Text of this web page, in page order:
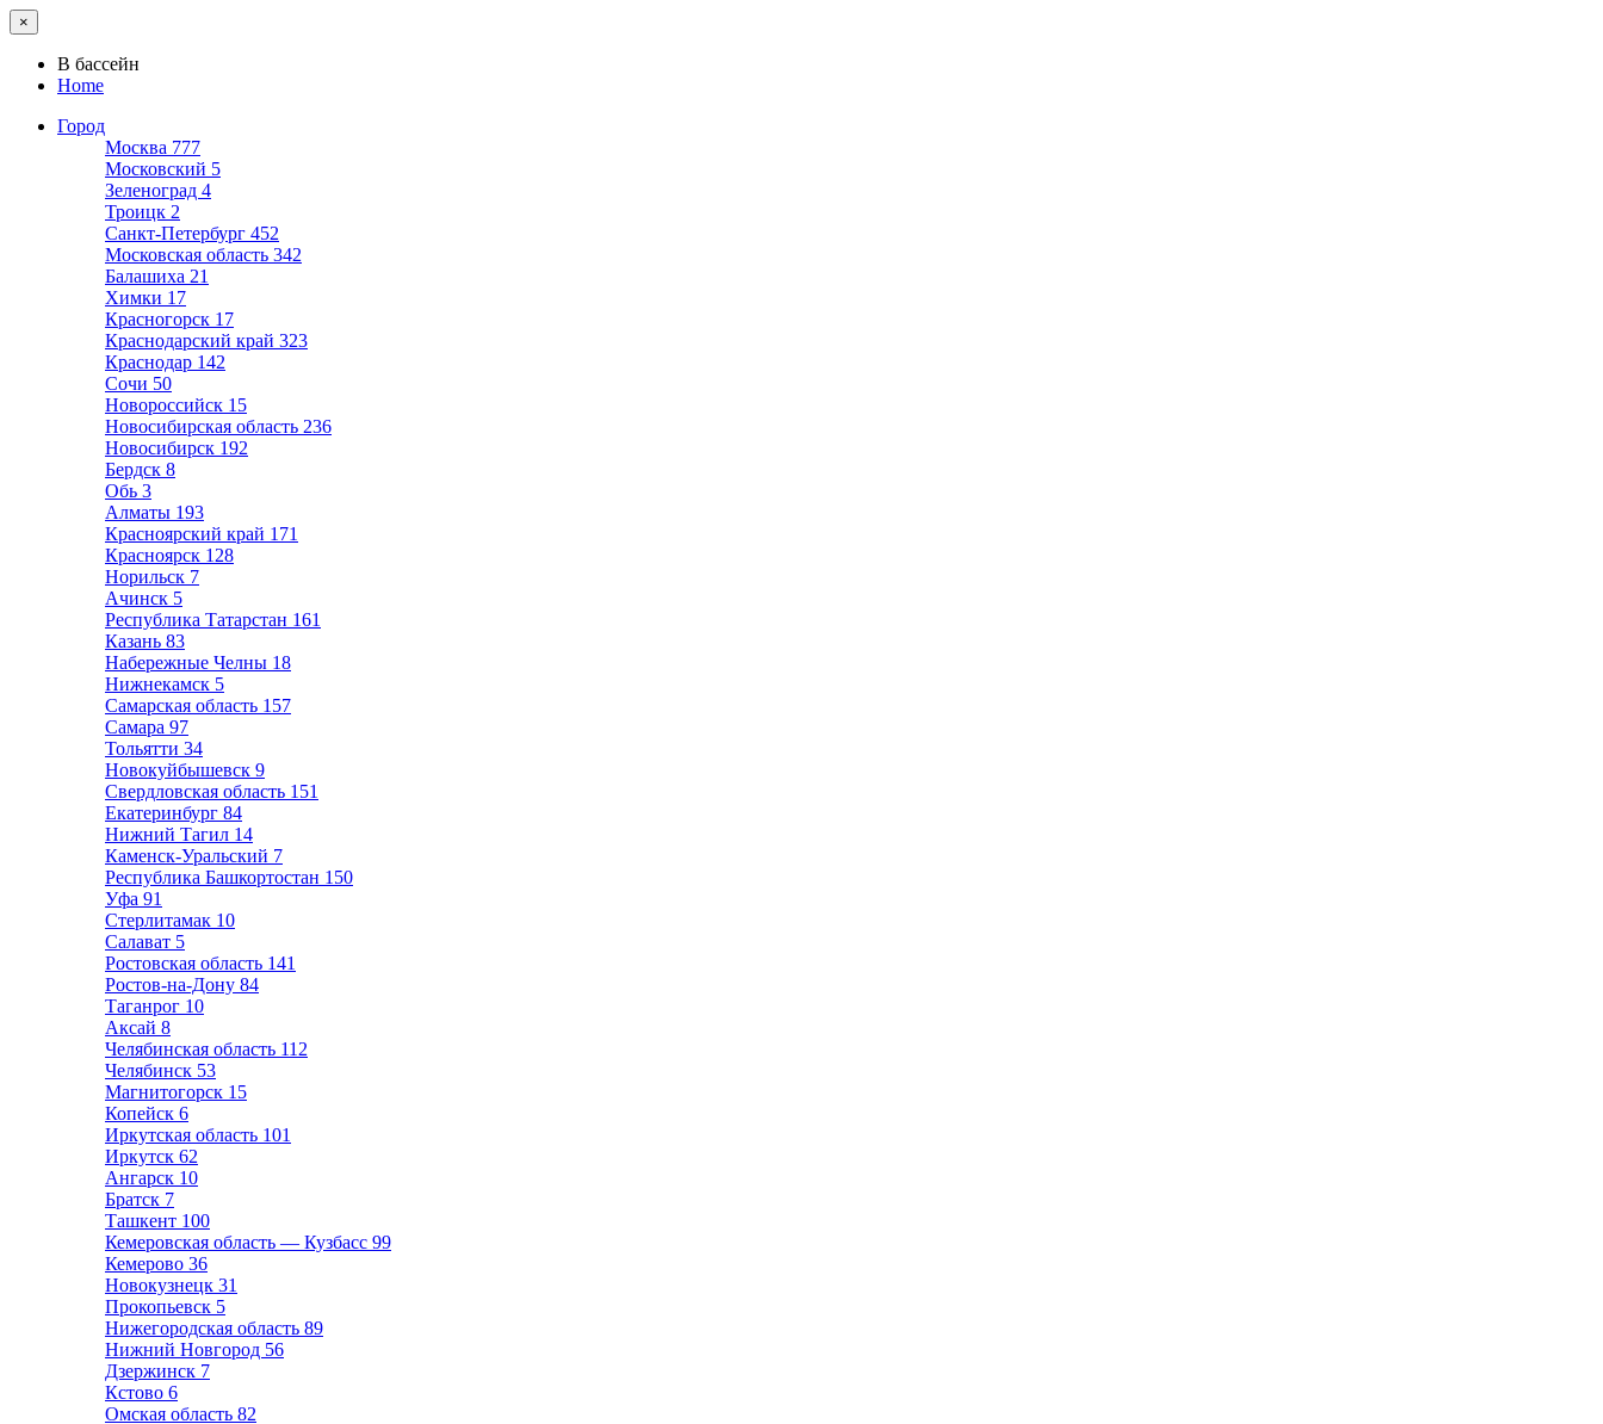
×
В бассейн
Home
Город
Москва 777
Московский 5
Зеленоград 4
Троицк 2
Санкт-Петербург 452
Московская область 342
Балашиха 21
Химки 17
Красногорск 17
Краснодарский край 323
Краснодар 142
Сочи 50
Новороссийск 15
Новосибирская область 236
Новосибирск 192
Бердск 8
Обь 3
Алматы 193
Красноярский край 171
Красноярск 128
Норильск 7
Ачинск 5
Республика Татарстан 161
Казань 83
Набережные Челны 18
Нижнекамск 5
Самарская область 157
Самара 97
Тольятти 34
Новокуйбышевск 9
Свердловская область 151
Екатеринбург 84
Нижний Тагил 14
Каменск-Уральский 7
Республика Башкортостан 150
Уфа 91
Стерлитамак 10
Салават 5
Ростовская область 141
Ростов-на-Дону 84
Таганрог 10
Аксай 8
Челябинская область 112
Челябинск 53
Магнитогорск 15
Копейск 6
Иркутская область 101
Иркутск 62
Ангарск 10
Братск 7
Ташкент 100
Кемеровская область — Кузбасс 99
Кемерово 36
Новокузнецк 31
Прокопьевск 5
Нижегородская область 89
Нижний Новгород 56
Дзержинск 7
Кстово 6
Омская область 82